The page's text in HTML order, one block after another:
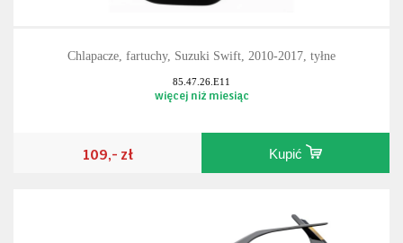
Chlapacze, fartuchy, Suzuki Swift, 2010-2017, tyłne
85.47.26.E11
więcej niż miesiąc
109,- zł Kupić